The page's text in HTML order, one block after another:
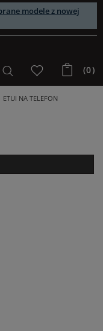
modele z nowej
(0)
ETUI NA TELEFON